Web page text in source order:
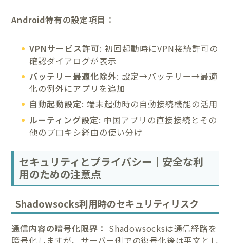
Android特有の設定項目：
VPNサービス許可: 初回起動時にVPN接続許可の
確認ダイアログが表示
バッテリー最適化除外: 設定→バッテリー→最適
化の例外にアプリを追加
自動起動設定: 端末起動時の自動接続機能の活用
ルーティング設定: 中国アプリの直接接続とその
他のプロキシ経由の使い分け
セキュリティとプライバシー｜安全な利
用のための注意点
Shadowsocks利用時のセキュリティリスク
通信内容の暗号化限界： Shadowsocksは通信経路を
暗号化しますが、サーバー側での復号化後は平文とし